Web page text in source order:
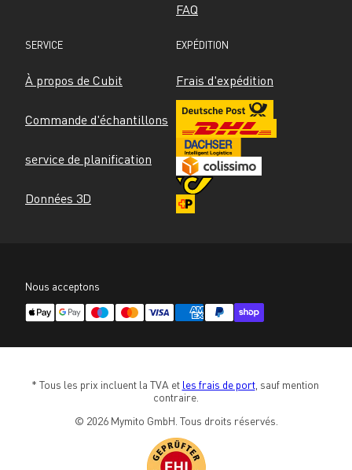
FAQ
SERVICE
À propos de Cubit
Commande d'échantillons
service de planification
Données 3D
EXPÉDITION
Frais d'expédition
Nous acceptons
* Tous les prix incluent la TVA et les frais de port, sauf mention
contraire.
© 2026 Mymito GmbH. Tous droits réservés.